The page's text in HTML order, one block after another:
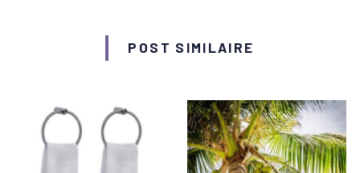
POST SIMILAIRE